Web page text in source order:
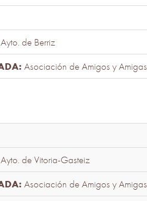
Ayto. de Berriz
Asociación de Amigos y
Ayto. de Vitoria-Gasteiz
Asociación de Amigos y